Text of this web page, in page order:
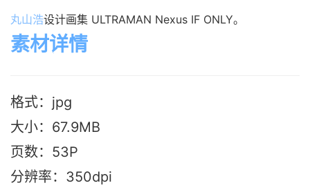
丸山浩设计画集 ULTRAMAN Nexus IF ONLY。
素材详情
格式：jpg
大小：67.9MB
页数：53P
分辨率：350dpi